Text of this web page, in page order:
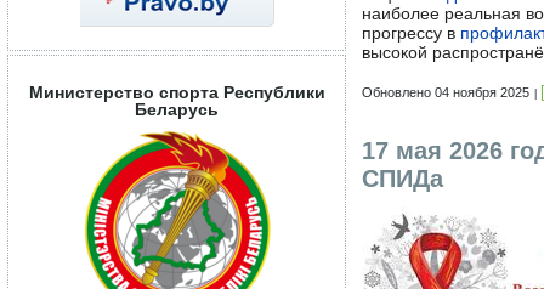
Министерство спорта Республики
Беларусь
наиболее реальная
прогрессу в
высокой
Обновлено 04 ноября 2025
17 мая 2026
СПИДа